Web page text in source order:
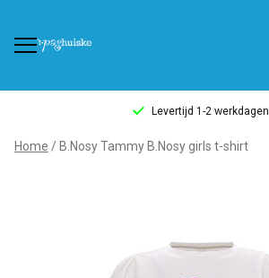
Levertijd 1-2 werkdagen
B.Nosy
Home B.Nosy Tammy B.Nosy girls t-shirt